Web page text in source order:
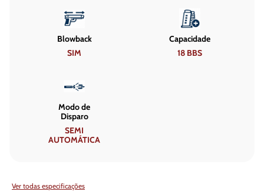
Blowback
SIM
Capacidade
18 BBS
Modo de
Disparo
SEMI
AUTOMÁTICA
Ver todas especificações